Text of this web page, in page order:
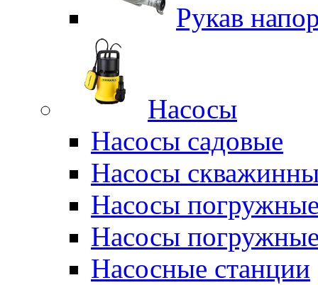
Рукав
Насосы
Насосы садовые
Насосы
Насосы
Насосы
Насосные станции